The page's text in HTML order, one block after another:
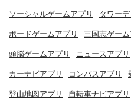
ソーシャルゲームアプリ タワー
ボードゲームアプリ 三国志ゲーム
頭脳ゲームアプリ ニュースアプリ
カーナビアプリ コンパスアプリ
登山地図アプリ 自転車ナビアプリ